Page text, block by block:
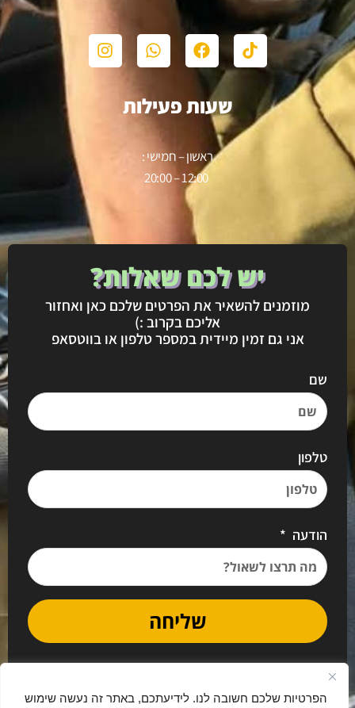
הפרטיות שלכם חשובה לנו. לידיעתכם, באתר זה נעשה שימוש
יש לכם שאלות?
מוזמנים להשאיר את הפרטים שלכם כאן ואחזור
אליכם בקרוב :)
אני גם זמין מיידית במספר טלפון או בווטסאפ
שם
טלפון
הודעה
שליחה
שעות פעילות
ראשון – חמישי :